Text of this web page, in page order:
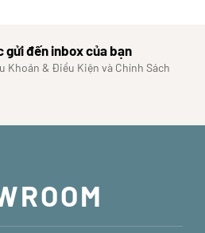
gửi đến inbox của bạn
Khoản & Điều Kiện và Chính Sách